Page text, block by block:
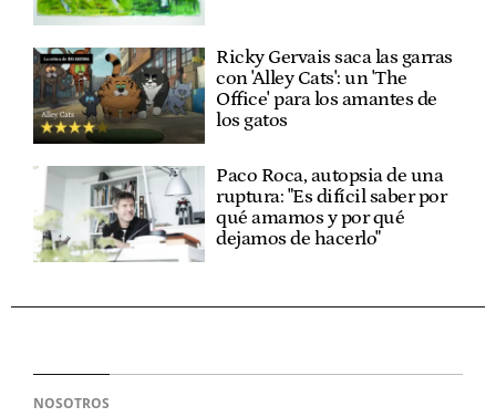
Ricky Gervais saca las garras
con 'Alley Cats': un 'The
Office' para los amantes de
los gatos
Paco Roca, autopsia de una
ruptura: "Es difícil saber por
qué amamos y por qué
dejamos de hacerlo"
NOSOTROS